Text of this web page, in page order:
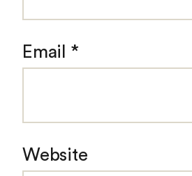
Email *
Website